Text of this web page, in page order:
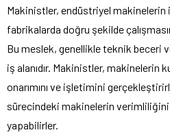
Makinistler, endüstriyel makinelerin
fabrikalarda doğru şekilde
Bu meslek, genellikle teknik beceri
iş alanıdır. Makinistler, makinelerin
onarımını ve işletimini
sürecindeki makinelerin
yapabilirler.